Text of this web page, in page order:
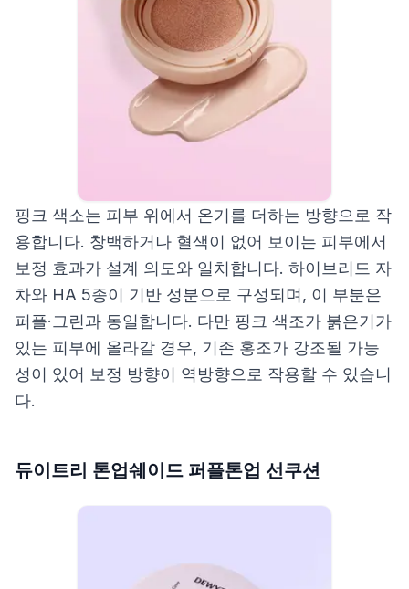
핑크 색소는 피부 위에서 온기를 더하는 방향으로 작
용합니다. 창백하거나 혈색이 없어 보이는 피부에서
보정 효과가 설계 의도와 일치합니다. 하이브리드 자
차와 HA 5종이 기반 성분으로 구성되며, 이 부분은
퍼플·그린과 동일합니다. 다만 핑크 색조가 붉은기가
있는 피부에 올라갈 경우, 기존 홍조가 강조될 가능
성이 있어 보정 방향이 역방향으로 작용할 수 있습니
다.
듀이트리 톤업쉐이드 퍼플톤업 선쿠션